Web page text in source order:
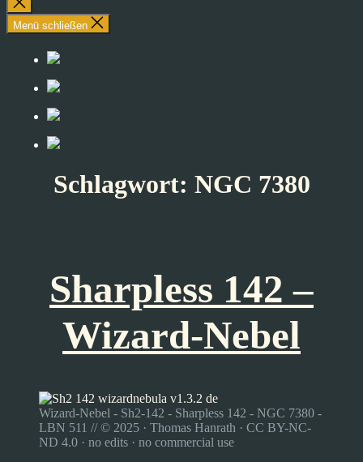
schließen
Menü schließen
Schlagwort: NGC 7380
Sharpless 142 –
Wizard-Nebel
Wizard-Nebel - Sh2-142 - Sharpless 142 - NGC 7380 -
LBN 511 // © 2025 · Thomas Hanrath · CC BY-NC-
ND 4.0 · no edits · no commercial use